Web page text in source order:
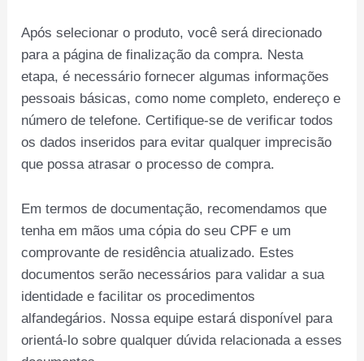
Após selecionar o produto, você será direcionado
para a página de finalização da compra. Nesta
etapa, é necessário fornecer algumas informações
pessoais básicas, como nome completo, endereço e
número de telefone. Certifique-se de verificar todos
os dados inseridos para evitar qualquer imprecisão
que possa atrasar o processo de compra.
Em termos de documentação, recomendamos que
tenha em mãos uma cópia do seu CPF e um
comprovante de residência atualizado. Estes
documentos serão necessários para validar a sua
identidade e facilitar os procedimentos
alfandegários. Nossa equipe estará disponível para
orientá-lo sobre qualquer dúvida relacionada a esses